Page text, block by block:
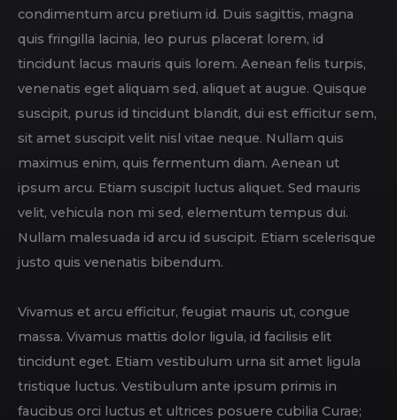
condimentum arcu pretium id. Duis sagittis, magna
quis fringilla lacinia, leo purus placerat lorem, id
tincidunt lacus mauris quis lorem. Aenean felis turpis,
venenatis eget aliquam sed, aliquet at augue. Quisque
suscipit, purus id tincidunt blandit, dui est efficitur sem,
sit amet suscipit velit nisl vitae neque. Nullam quis
maximus enim, quis fermentum diam. Aenean ut
ipsum arcu. Etiam suscipit luctus aliquet. Sed mauris
velit, vehicula non mi sed, elementum tempus dui.
Nullam malesuada id arcu id suscipit. Etiam scelerisque
justo quis venenatis bibendum.
Vivamus et arcu efficitur, feugiat mauris ut, congue
massa. Vivamus mattis dolor ligula, id facilisis elit
tincidunt eget. Etiam vestibulum urna sit amet ligula
tristique luctus. Vestibulum ante ipsum primis in
faucibus orci luctus et ultrices posuere cubilia Curae;